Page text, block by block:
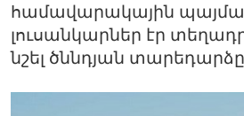
համավարակային
լուսանկարներ էր
նշել ծննդյան